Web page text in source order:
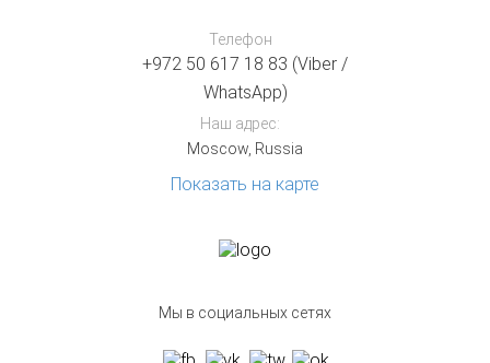
Мы в социальных сетях
Телефон
+972 50 617 18 83 (Viber /
WhatsApp)
Наш адрес:
Moscow, Russia
Показать на карте